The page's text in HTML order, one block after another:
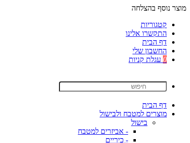
מוצר נוסף בהצלחה
קטגוריות
התקשרו אלינו
דף הבית
החשבון שלי
0 עגלת קניות
דף הבית
מוצרים למטבח ולבישול
בישול
- אביזרים למטבח
- כיריים